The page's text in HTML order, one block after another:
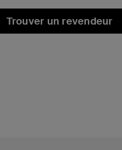
Trouver un revendeur